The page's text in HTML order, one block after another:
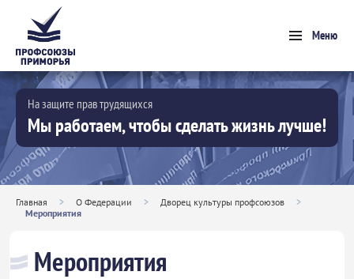
Меню
На защите прав трудящихся
Мы работаем, чтобы сделать жизнь лучше!
Главная > О Федерации > Дворец культуры профсоюзов
>
Мероприятия
Мероприятия